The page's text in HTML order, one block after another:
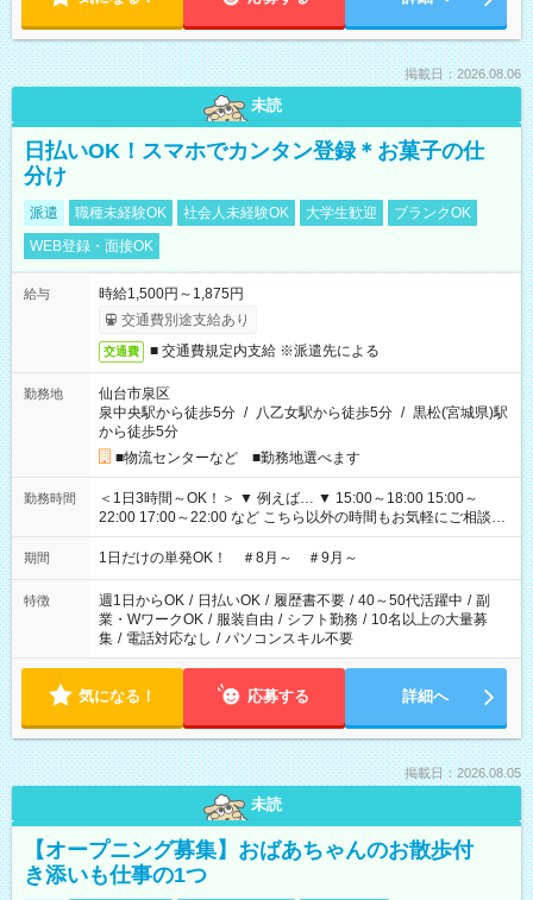
掲載日：2026.08.06
未読
日払いOK！スマホでカンタン登録＊お菓子の仕
分け
派遣 職種未経験OK 社会人未経験OK 大学生歓迎
ブランクOK
WEB登録・面接OK
給与
時給1,500円～1,875円
交通費別途支給あり
交通費 ■ 交通費規定内支給 ※派遣先による
勤務地
仙台市泉区
泉中央駅から徒歩5分 / 八乙女駅から徒歩5分 / 黒松(宮城県)駅
から徒歩5分
■物流センターなど ■勤務地選べます
勤務時間
＜1日3時間～OK！＞ ▼ 例えば… ▼ 15:00～18:00 15:00～
22:00 17:00～22:00 など こちら以外の時間もお気軽にご相談く
ださい！
期間 1日だけの単発OK！ ＃8月～ ＃9月～
特徴 週1日からOK / 日払いOK / 履歴書不要 / 40～50代活躍中 / 副
業・WワークOK / 服装自由 / シフト勤務 / 10名以上の大量募
集 / 電話対応なし / パソコンスキル不要
気になる！ 応募する 詳細へ
掲載日：2026.08.05
未読
【オープニング募集】おばあちゃんのお散歩付
き添いも仕事の1つ